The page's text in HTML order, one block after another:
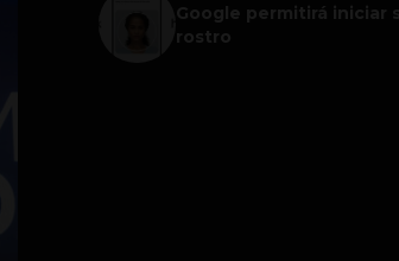
Google permitirá iniciar
rostro